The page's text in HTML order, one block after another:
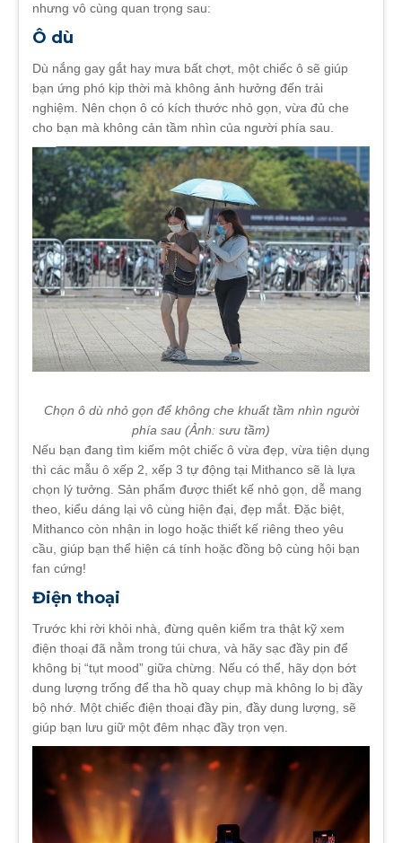
nhưng vô cùng quan trọng sau:
Ô dù
Dù nắng gay gắt hay mưa bất chợt, một chiếc ô sẽ giúp
bạn ứng phó kịp thời mà không ảnh hưởng đến trải
nghiệm. Nên chọn ô có kích thước nhỏ gọn, vừa đủ che
cho bạn mà không cản tầm nhìn của người phía sau.
Chọn ô dù nhỏ gọn để không che khuất tầm nhìn người
phía sau (Ảnh: sưu tầm)
Nếu bạn đang tìm kiếm một chiếc ô vừa đẹp, vừa tiện dụng
thì các mẫu ô xếp 2, xếp 3 tự động tại Mithanco sẽ là lựa
chọn lý tưởng. Sản phẩm được thiết kế nhỏ gọn, dễ mang
theo, kiểu dáng lại vô cùng hiện đại, đẹp mắt. Đặc biệt,
Mithanco còn nhận in logo hoặc thiết kế riêng theo yêu
cầu, giúp bạn thể hiện cá tính hoặc đồng bộ cùng hội bạn
fan cứng!
Điện thoại
Trước khi rời khỏi nhà, đừng quên kiểm tra thật kỹ xem
điện thoại đã nằm trong túi chưa, và hãy sạc đầy pin để
không bị “tụt mood” giữa chừng. Nếu có thể, hãy dọn bớt
dung lượng trống để tha hồ quay chụp mà không lo bị đầy
bộ nhớ. Một chiếc điện thoại đầy pin, đầy dung lượng, sẽ
giúp bạn lưu giữ một đêm nhạc đầy trọn vẹn.